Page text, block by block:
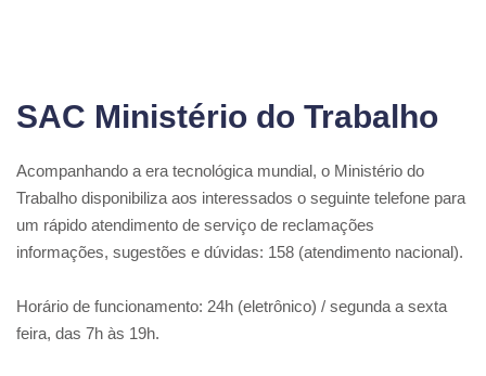
SAC Ministério do Trabalho
Acompanhando a era tecnológica mundial, o Ministério do
Trabalho disponibiliza aos interessados o seguinte telefone para
um rápido atendimento de serviço de reclamações
informações, sugestões e dúvidas: 158 (atendimento nacional).
Horário de funcionamento: 24h (eletrônico) / segunda a sexta
feira, das 7h às 19h.